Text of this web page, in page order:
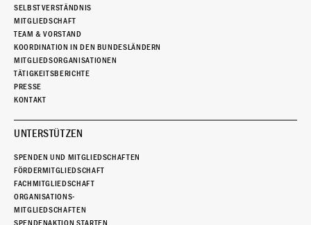
SELBSTVERSTÄNDNIS
MITGLIEDSCHAFT
TEAM & VORSTAND
KOORDINATION IN DEN BUNDESLÄNDERN
MITGLIEDSORGANISATIONEN
TÄTIGKEITSBERICHTE
PRESSE
KONTAKT
UNTERSTÜTZEN
SPENDEN UND MITGLIEDSCHAFTEN
FÖRDERMITGLIEDSCHAFT
FACHMITGLIEDSCHAFT
ORGANISATIONS-
MITGLIEDSCHAFTEN
SPENDENAKTION STARTEN